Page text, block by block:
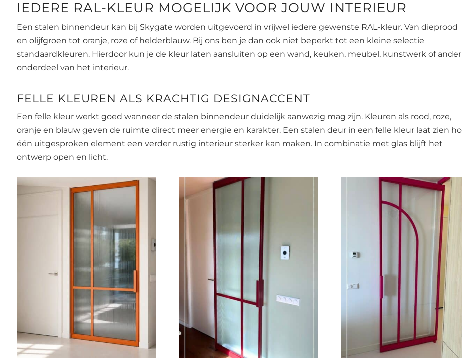
IEDERE RAL-KLEUR MOGELIJK VOOR JOUW INTERIEUR
Een stalen binnendeur kan bij Skygate worden uitgevoerd in vrijwel iedere gewenste RAL-kleur. Van dieprood
en olijfgroen tot oranje, roze of helderblauw. Bij ons ben je dan ook niet beperkt tot een kleine selectie
standaardkleuren. Hierdoor kun je de kleur laten aansluiten op een wand, keuken, meubel, kunstwerk of ander
onderdeel van het interieur.
FELLE KLEUREN ALS KRACHTIG DESIGNACCENT
Een felle kleur werkt goed wanneer de stalen binnendeur duidelijk aanwezig mag zijn. Kleuren als rood, roze,
oranje en blauw geven de ruimte direct meer energie en karakter. Een stalen deur in een felle kleur laat zien
één uitgesproken element een verder rustig interieur sterker kan maken. In combinatie met glas blijft het
ontwerp open en licht.